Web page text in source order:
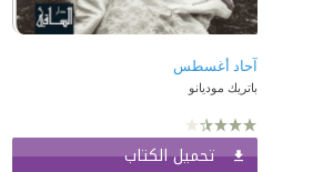
آحاد أغسطس
باتريك موديانو
تحميل الكتاب